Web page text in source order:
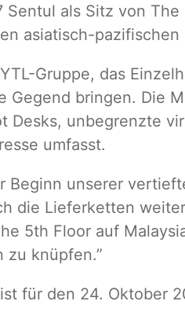
Sentul als Sitz von
asiatisch-pazifischen
Gruppe, das
bringen. Die
Desks, unbegrenzte
umfasst.
Beginn unserer
die Lieferketten
5th Floor auf
zu knüpfen.”
für den 24. Oktober